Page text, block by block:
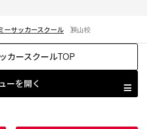
ーサッカースクール 狭山校
カースクールTOP
ーを開く